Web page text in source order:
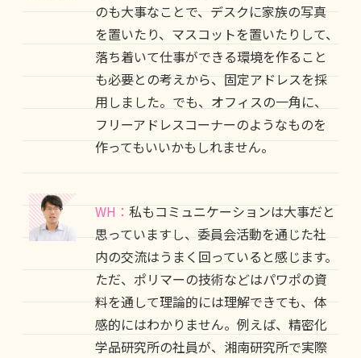
のも大事なことで、デスクに家族の写真
を置いたり、マスコットを置いたりして、
落ち着いて仕事ができる環境を作ること
も必要との考えから、固定アドレスを採
用しました。でも、オフィスの一角に、
フリーアドレスコーナーのようなものを
作ってもいいかもしれません。
WH： 私もコミュニケーションは大事だと
思っていますし、委員会活動を通じた社
内の交流はうまく回っていると感じます。
ただ、ポリマーの技術などはパワポの資
料を通して理論的には理解できても、体
感的にはわかりません。例えば、精密化
学品研究所の社員が、湘南研究所で実際